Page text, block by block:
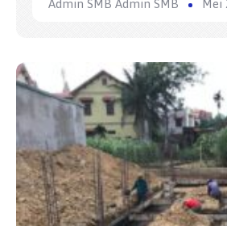
Admin SMB Admin SMB Mei